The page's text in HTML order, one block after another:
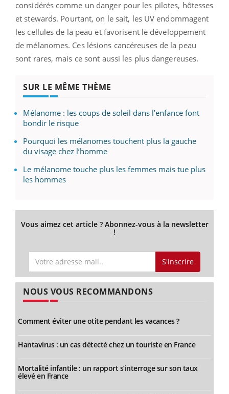
considérés comme un danger pour les pilotes, hôtesses
et stewards. Pourtant, on le sait, les UV endommagent
les cellules de la peau et favorisent le développement
de mélanomes. Ces lésions cancéreuses de la peau
sont rares, mais ce sont aussi les plus dangereuses.
SUR LE MÊME THÈME
Mélanome : les coups de soleil dans l’enfance font
bondir le risque
Pourquoi les mélanomes touchent plus la gauche
du visage chez l’homme
Le mélanome touche plus les femmes mais tue plus
les hommes
Vous aimez cet article ? Abonnez-vous à la newsletter
!
S'inscrire
NOUS VOUS RECOMMANDONS
Comment éviter une otite pendant les vacances ?
Hantavirus : un cas détecté chez un touriste en France
Mortalité infantile : un rapport s’interroge sur son taux
élevé en France